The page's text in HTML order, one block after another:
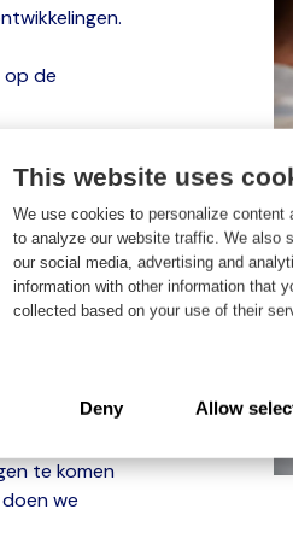
This website uses
We use cookies to personalize
to analyze our website traffic. We also
our social media, advertising and
information with other information that
collected based on your use of their
Deny Allow
op de
en
te komen
we